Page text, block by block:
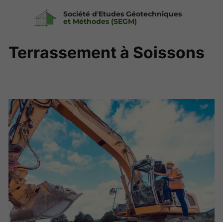
Société d'Etudes Géotechniques
et Méthodes (SEGM)
Terrassement à Soissons